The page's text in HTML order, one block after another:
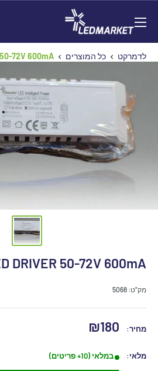
לתוכן
לדמרקט כל המוצרים 72V 600mA
DRIVER 50-72V 600mA
מק"ט: 5068
מחיר:
מחיר
₪180
מלאי: במלאי (10+ פריטים)